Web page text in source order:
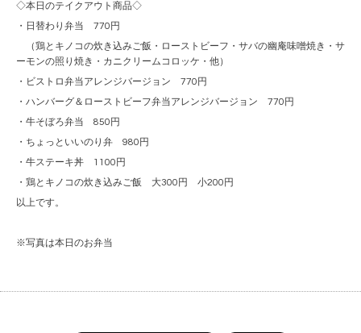
◇本日のテイクアウト商品◇
・日替わり弁当 770円
（鶏とキノコの炊き込みご飯・ローストビーフ・サバの幽庵味噌焼き・サ
ーモンの照り焼き・カニクリームコロッケ・他）
・ビストロ弁当アレンジバージョン 770円
・ハンバーグ＆ローストビーフ弁当アレンジバージョン 770円
・牛そぼろ弁当 850円
・ちょっといいのり弁 980円
・牛ステーキ丼 1100円
・鶏とキノコの炊き込みご飯 大300円 小200円
以上です。
※写真は本日のお弁当